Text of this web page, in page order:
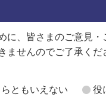
、皆さまのご意見・
せんのでご了承くだ
らともいえない 役